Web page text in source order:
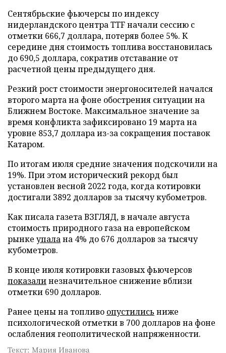
Сентябрьские фьючерсы по индексу
нидерландского центра TTF начали сессию с
отметки 666,7 доллара, потеряв более 5%. К
середине дня стоимость топлива восстановилась
до 690,5 доллара, сократив отставание от
расчетной цены предыдущего дня.
Резкий рост стоимости энергоносителей начался
второго марта на фоне обострения ситуации на
Ближнем Востоке. Максимальное значение за
время конфликта зафиксировано 19 марта на
уровне 853,7 доллара из-за сокращения поставок
Катаром.
По итогам июля средние значения подскочили на
19%. При этом исторический рекорд был
установлен весной 2022 года, когда котировки
достигали 3892 долларов за тысячу кубометров.
Как писала газета ВЗГЛЯД, в начале августа
стоимость природного газа на европейском
рынке упалана 4% до 676 долларов за тысячу
кубометров.
В конце июля котировки газовых фьючерсов
показалинезначительное снижение вблизи
отметки 690 долларов.
Ранее цены на топливо опустились ниже
психологической отметки в 700 долларов на фоне
ослабления геополитической напряженности.
Текст: Мария Иванова